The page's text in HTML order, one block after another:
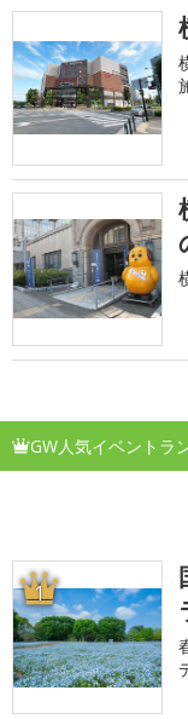
GW人気イベントラ
1